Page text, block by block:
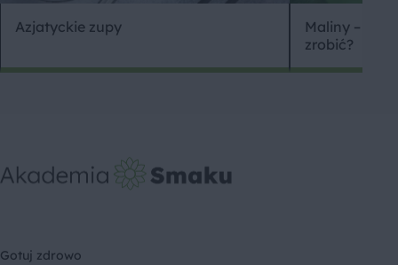
Azjatyckie zupy
Maliny –
zrobić?
Gotuj zdrowo